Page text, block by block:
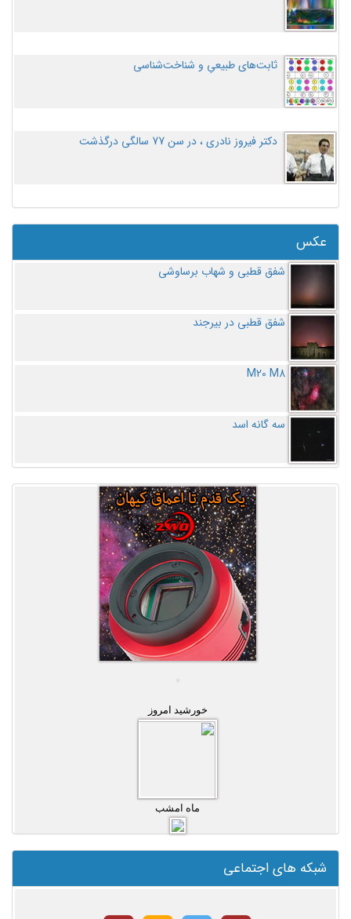
ثابت‌های طبیعیِ و شناخت‌شناسی
دکتر فیروز نادری ، در سن 77 سالگی درگذشت
عکس
شفق قطبی و شهاب برساوشی
شفق قطبی در بیرجند
M20 M8
سه گانه اسد
خورشید امروز
ماه امشب
شبکه های اجتماعی